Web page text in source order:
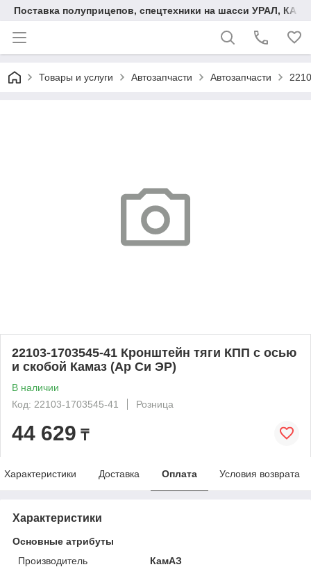
Поставка полуприцепов, спецтехники на шасси УРАЛ,
Товары и услуги Автозапчасти Автозапчасти
22103-1703545-41 Кронштейн тяги КПП с осью
и скобой Камаз (Ар Си ЭР)
В наличии
Код: 22103-1703545-41
Розница
44 629 ₸
Характеристики Доставка Оплата Условия возврата
Характеристики
Основные атрибуты
Производитель
КамАЗ